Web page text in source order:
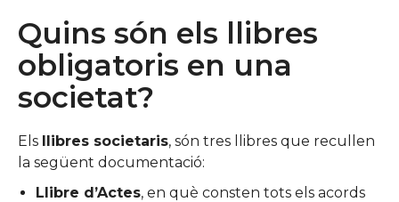
Quins són els llibres
obligatoris en una
societat?
Els llibres societaris, són tres llibres que recullen
la següent documentació:
Llibre d’Actes, en què consten tots els acords